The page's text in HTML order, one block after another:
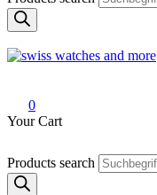
0
Your Cart
Products search